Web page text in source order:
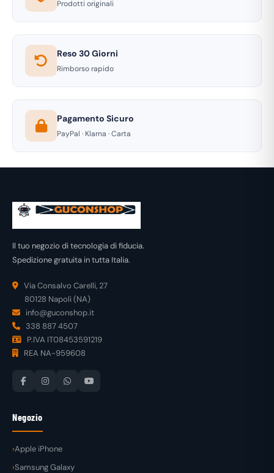
Prodotti originali
Reso 30 Giorni
Rimborso rapido
Pagamento Sicuro
PayPal · Klarna · Carta
Il tuo negozio di tecnologia di fiducia.
Spedizione gratuita in tutta Italia.
Via Consalvo Carelli, 27
80128 Napoli (NA)
info@guconshop.it
338 887 4507
P.IVA IT08453591219
REA NA-959608
Negozio
Apple iPhone
Samsung Galaxy